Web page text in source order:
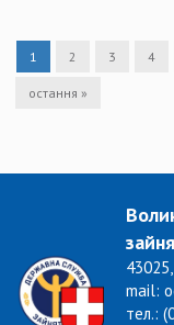
1 2 3 4
остання »
mail:
тел.: